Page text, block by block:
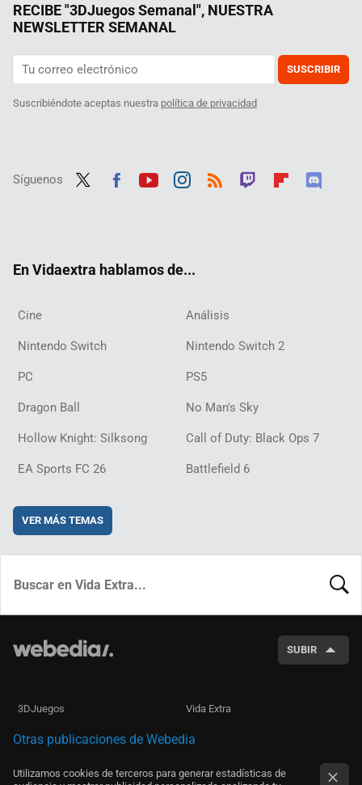
RECIBE "3DJuegos Semanal", NUESTRA
NEWSLETTER SEMANAL
SUSCRIBIR
Suscribiéndote aceptas nuestra política de privacidad
Síguenos
En Vidaextra hablamos de...
Cine Análisis
Nintendo Switch Nintendo Switch 2
PC PS5
Dragon Ball No Man's Sky
Hollow Knight: Silksong Call of Duty: Black Ops 7
EA Sports FC 26 Battlefield 6
VER MÁS TEMAS
SUBIR
3DJuegos Vida Extra
Otras publicaciones de Webedia
Utilizamos cookies de terceros para generar estadísticas de